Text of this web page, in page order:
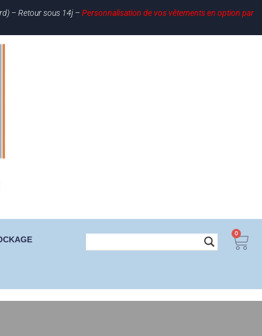
– Retour sous 14j – Personnalisation de vos vêtements en option par
0